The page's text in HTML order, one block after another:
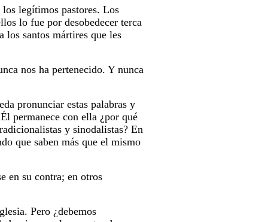
legítimos pastores. Los
lo fue por desobedecer terca
los santos mártires que les
nos ha pertenecido. Y nunca
pronunciar estas palabras y
permanece con ella ¿por qué
y sinodalistas? En
que saben más que el mismo
en su contra; en otros
Pero ¿debemos